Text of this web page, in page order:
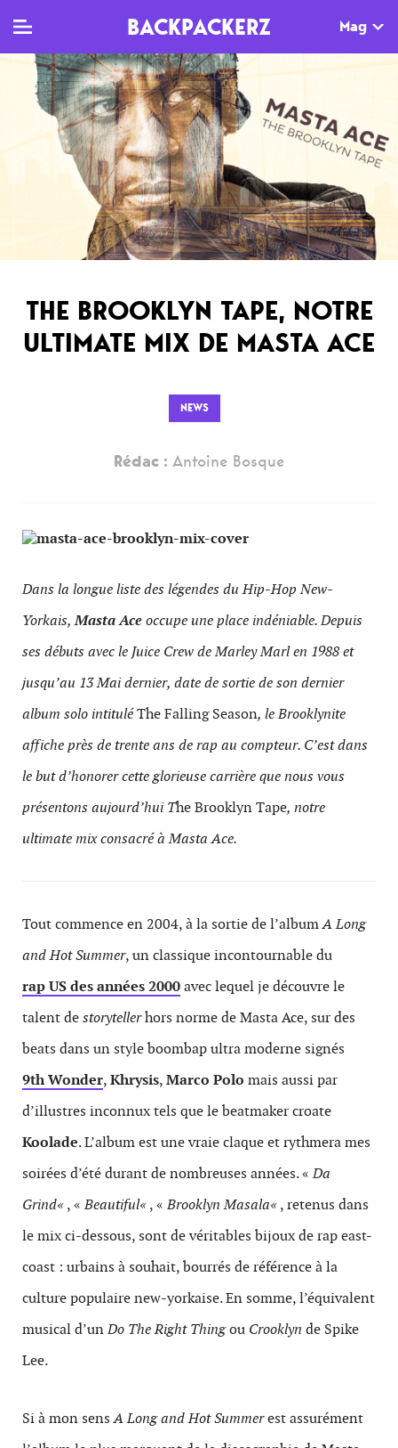
BACKPACKERZ Mag
TV
Clips
Documentaires
MAG
Dossiers
Tops
Interviews
Sorties
AGENDA
Paris
Festivals
THE BROOKLYN TAPE, NOTRE
ULTIMATE MIX DE MASTA ACE
NEWS
Rédac : Antoine Bosque
Dans la longue liste des légendes du Hip-Hop New-
Yorkais,Masta Aceoccupe une place indéniable. Depuis
ses débuts avec le Juice Crew de Marley Marl en 1988 et
jusqu’au 13 Mai dernier, date de sortie de son dernier
album solo intituléThe Falling Season, le Brooklynite
affiche près de trente ans de rap au compteur. C’est dans
le but d’honorer cette glorieuse carrière que nous vous
présentons aujourd’hui The Brooklyn Tape, notre
ultimate mix consacré à Masta Ace.
Tout commence en 2004, à la sortie de l’albumA Long
and Hot Summer, un classique incontournable du
rap US des années 2000avec lequel je découvre le
talent destorytellerhors norme de Masta Ace, sur des
beats dans un style boombap ultra moderne signés
9th Wonder,Khrysis,Marco Polo mais aussi par
d’illustres inconnux tels que le beatmaker croate
Koolade. L’album est une vraie claque et rythmera mes
soirées d’été durant de nombreuses années. «Da
Grind«, «Beautiful«, «Brooklyn Masala«, retenus dans
le mix ci-dessous, sont de véritables bijoux de rap east-
coast : urbains à souhait, bourrés de référence à la
culture populaire new-yorkaise. En somme, l’équivalent
musical d’unDo The Right Thingou Crooklyn de Spike
Lee.
Si à mon sensA Long and Hot Summerest assurément